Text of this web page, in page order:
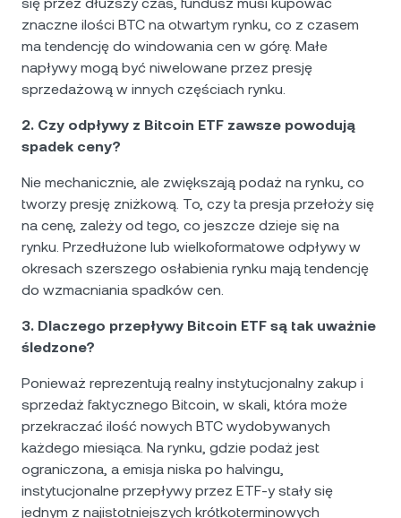
znaczne ilości BTC na otwartym rynku, co z czasem
ma tendencję do windowania cen w górę. Małe
napływy mogą być niwelowane przez presję
sprzedażową w innych częściach rynku.
2. Czy odpływy z Bitcoin ETF zawsze powodują
spadek ceny?
Nie mechanicznie, ale zwiększają podaż na rynku, co
tworzy presję zniżkową. To, czy ta presja przełoży się
na cenę, zależy od tego, co jeszcze dzieje się na
rynku. Przedłużone lub wielkoformatowe odpływy w
okresach szerszego osłabienia rynku mają tendencję
do wzmacniania spadków cen.
3. Dlaczego przepływy Bitcoin ETF są tak uważnie
śledzone?
Ponieważ reprezentują realny instytucjonalny zakup i
sprzedaż faktycznego Bitcoin, w skali, która może
przekraczać ilość nowych BTC wydobywanych
każdego miesiąca. Na rynku, gdzie podaż jest
ograniczona, a emisja niska po halvingu,
instytucjonalne przepływy przez ETF-y stały się
jednym z najistotniejszych krótkoterminowych